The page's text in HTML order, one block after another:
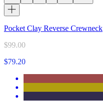
Pocket Clay Reverse Crewneck
$99.00
$79.20